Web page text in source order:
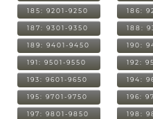
185: 9201-9250 186:
187: 9301-9350 188:
189: 9401-9450 190:
191: 9501-9550 192:
193: 9601-9650 194:
195: 9701-9750 196:
197: 9801-9850 198: